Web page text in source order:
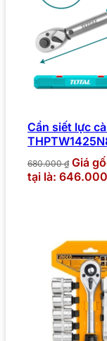
Cần siết lực
680.000₫ Giá
tại là: